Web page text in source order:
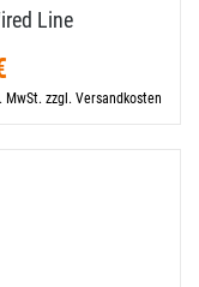
Line
MwSt. zzgl. Versandkosten